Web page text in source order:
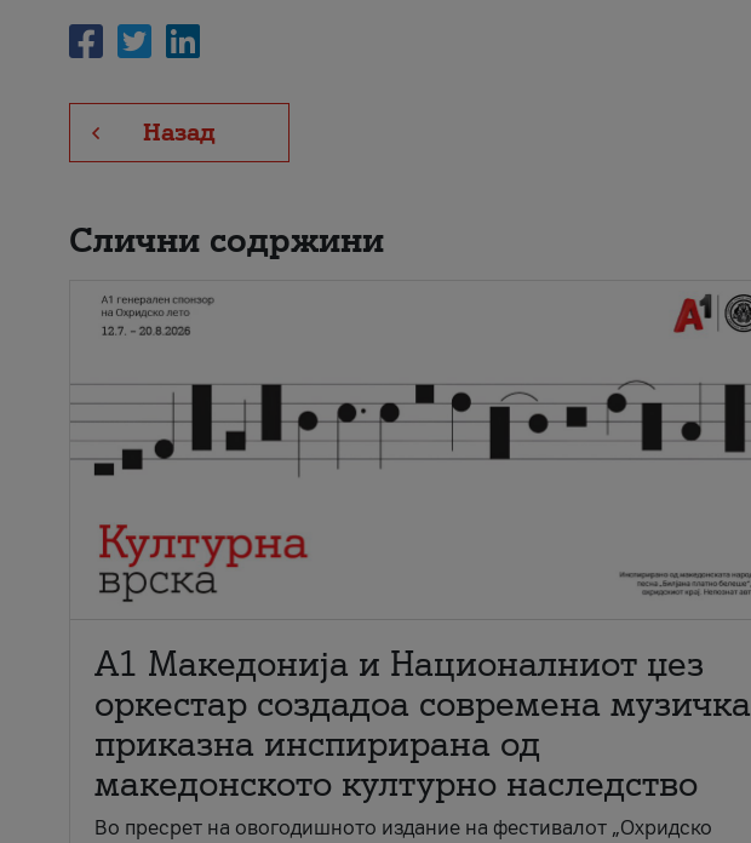
Назад
Слични содржини
А1 Македонија и Националниот џез
оркестар создадоа современа музичка
приказна инспирирана од
македонското културно наследство
Во пресрет на овогодишното издание на фестивалот „Охридско